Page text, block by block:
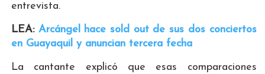
entrevista.
LEA: Arcángel hace sold out de sus dos conciertos
en Guayaquil y anuncian tercera fecha
La cantante explicó que esas comparaciones